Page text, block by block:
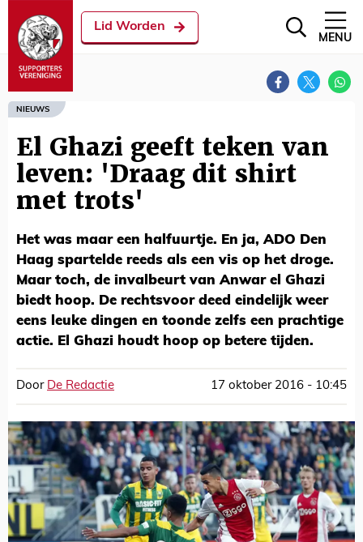
Lid Worden
MENU
NIEUWS
El Ghazi geeft teken van
leven: 'Draag dit shirt
met trots'
Het was maar een halfuurtje. En ja, ADO Den
Haag spartelde reeds als een vis op het droge.
Maar toch, de invalbeurt van Anwar el Ghazi
biedt hoop. De rechtsvoor deed eindelijk weer
eens leuke dingen en toonde zelfs een prachtige
actie. El Ghazi houdt hoop op betere tijden.
Door De Redactie 17 oktober 2016 - 10:45